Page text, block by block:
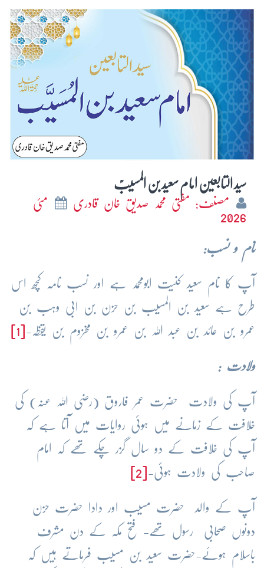
سید التابعین امام سعید بن المسیبؒ
مصنف: مفتی محمد صدیق خان قادری
مئی
2026
نام و نسب:
آپ کا نام سعید کنیت ابومحمد ہے اور نسب نامہ کچھ اس
طرح ہے سعید بن المسیب بن حزن بن ابی وہب بن
عمرو بن عائد بن عبد اللہ بن عمرو بن مخزوم بن یقظہ-
ولادت :
آپ کی ولادت حضرت عمر فاروق (رضی اللہ عنہ) کی
خلافت کے زمانے میں ہوئی روایات میں آتا ہے کہ
آپ کی خلافت کے دو سال گزر چکے تھے کہ امام
صاحب کی ولادت ہوئی-
آپ کے والد حضرت مسیب اور دادا حضرت حزن
دونوں صحابی رسول تھے- فتح مکہ کے دن مشرف
باسلام ہوئے-حضرت سعید بن مسیب فرماتے ہیں کہ